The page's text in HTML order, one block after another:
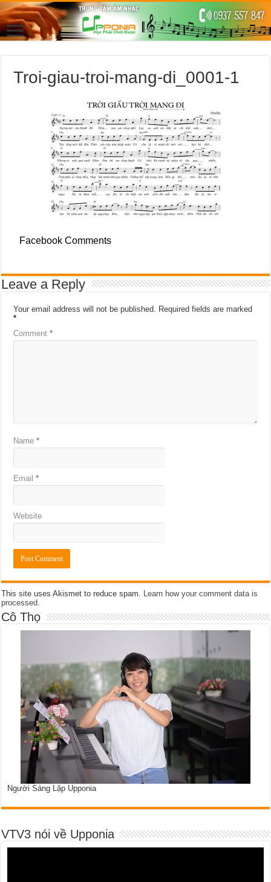
Troi-giau-troi-mang-di_0001-1
Facebook Comments
Leave a Reply
Your email address will not be published.
Required fields are marked
*
Comment*
Name*
Email*
Website
This site uses Akismet to reduce spam.
Learn how your comment data is
processed
Cô Thọ
Người Sáng Lập Upponia
VTV3 nói về Upponia